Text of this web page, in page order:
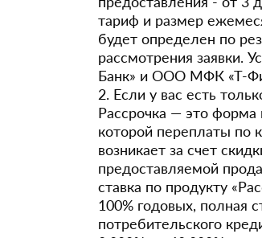
тариф и размер
будет определен по
рассмотрения заявки.
Банк» и ООО МФК «Т-
2. Если у вас есть
Рассрочка — это форма
которой переплаты по
возникает за счет
предоставляемой
ставка по продукту
100% годовых, полная
потребительского